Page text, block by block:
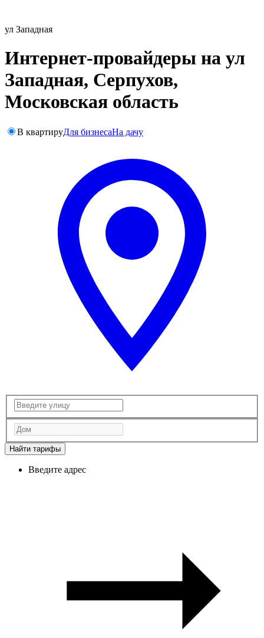
ул Западная
Интернет-провайдеры на ул
Западная, Серпухов,
Московская область
В квартируДля бизнесаНа дачу
Найти тарифы
Введите адрес